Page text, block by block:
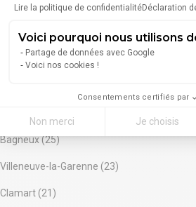
Lire la politique de confidentialitéDéclaration
Voici pourquoi nous utilisons
Partage de données avec Google
Voici nos cookies !
Consentements certifiés par
Non merci Je choisis
Axeptio consent
Plateforme de Gestion du Consentement :
Notre plateforme vous permet d'adapter et
visant à conserver l'incroyable cachet de
Colombes (32)
Malakoff (30)
Rueil-Malmaison (28)
Bagneux (25)
Villeneuve-la-Garenne (23)
Clamart (21)